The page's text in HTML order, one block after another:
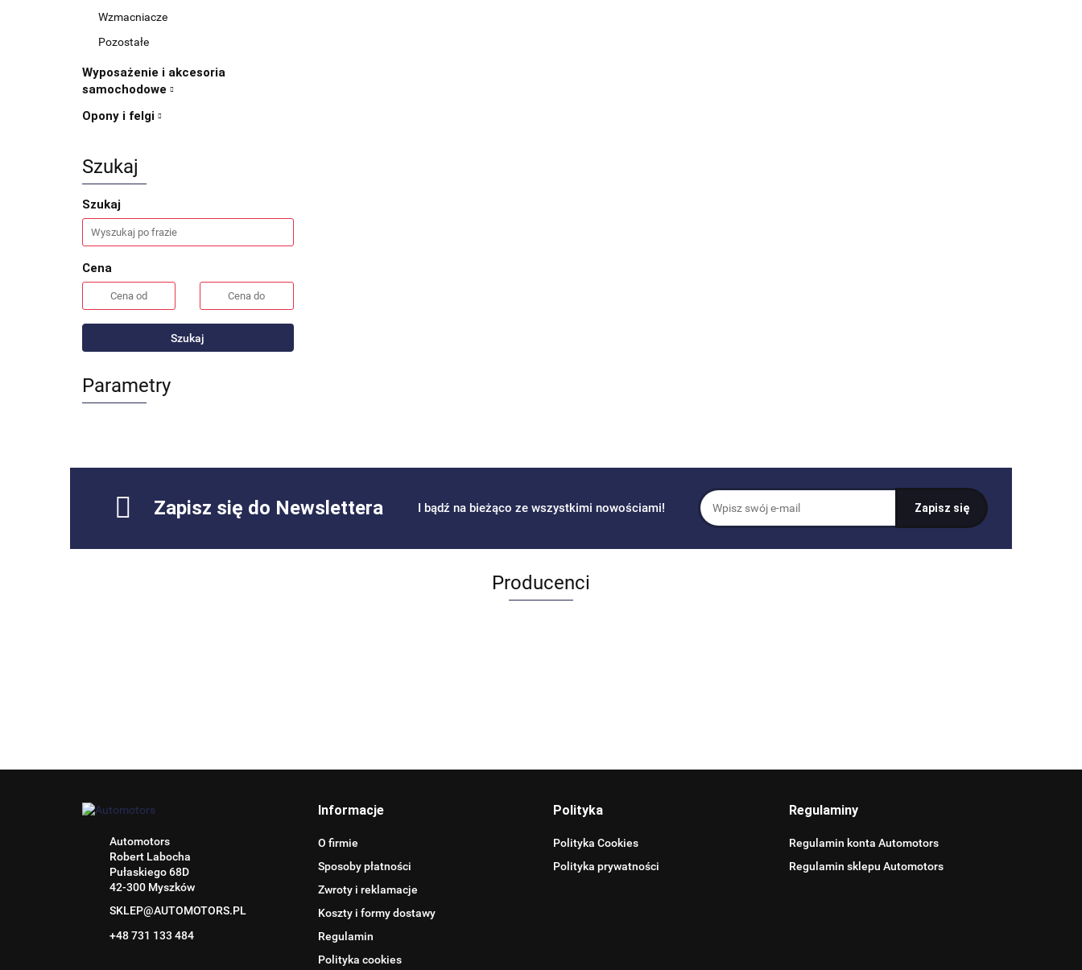
Wzmacniacze
Pozostałe
Wyposażenie i akcesoria
samochodowe
Opony i felgi
Szukaj
Szukaj
Cena
Szukaj
Parametry
Zapisz się do Newslettera I bądź na bieżąco ze wszystkimi nowościami!
Producenci
Automotors
Robert Labocha
Pułaskiego 68D
42-300 Myszków
SKLEP@AUTOMOTORS.PL
+48 731 133 484
Informacje
O firmie
Sposoby płatności
Zwroty i reklamacje
Koszty i formy dostawy
Regulamin
Polityka cookies
Polityka
Polityka Cookies
Polityka prywatności
Regulaminy
Regulamin konta Automotors
Regulamin sklepu Automotors